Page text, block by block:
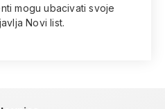
mogu ubacivati svoje
Novi list.